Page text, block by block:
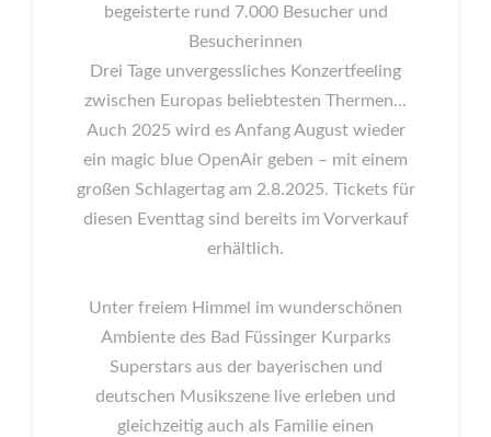
begeisterte rund 7.000 Besucher und
Besucherinnen
Drei Tage unvergessliches Konzertfeeling
zwischen Europas beliebtesten Thermen...
Auch 2025 wird es Anfang August wieder
ein magic blue OpenAir geben – mit einem
großen Schlagertag am 2.8.2025. Tickets für
diesen Eventtag sind bereits im Vorverkauf
erhältlich.
Unter freiem Himmel im wunderschönen
Ambiente des Bad Füssinger Kurparks
Superstars aus der bayerischen und
deutschen Musikszene live erleben und
gleichzeitig auch als Familie einen